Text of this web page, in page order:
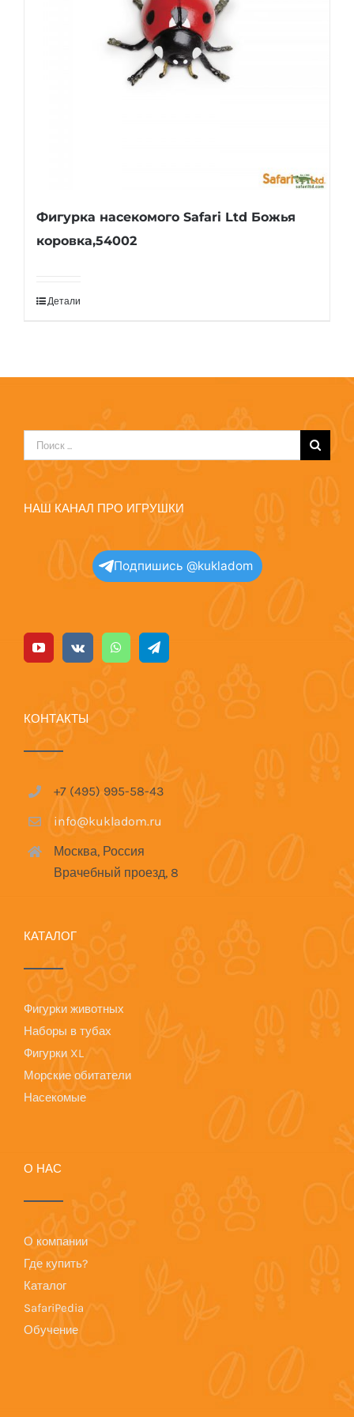
Фигурка насекомого Safari Ltd Божья
коровка,54002
Детали
Результат
поиска:
НАШ КАНАЛ ПРО ИГРУШКИ
Подпишись @kukladom
КОНТАКТЫ
+7 (495) 995-58-43
info@kukladom.ru
Москва, Россия
Врачебный проезд, 8
КАТАЛОГ
Фигурки животных
Наборы в тубах
Фигурки XL
Морские обитатели
Насекомые
О НАС
О компании
Где купить?
Каталог
SafariPedia
Обучение